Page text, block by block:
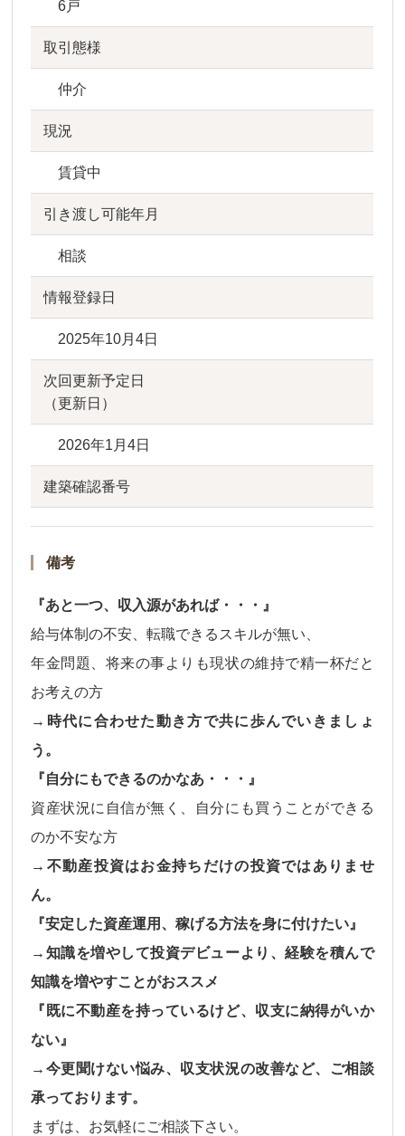
6戸
取引態様
仲介
現況
賃貸中
引き渡し可能年月
相談
情報登録日
2025年10月4日
次回更新予定日
（更新日）
2026年1月4日
建築確認番号
備考
『あと一つ、収入源があれば・・・』
給与体制の不安、転職できるスキルが無い、
年金問題、将来の事よりも現状の維持で精一杯だと
お考えの方
→時代に合わせた動き方で共に歩んでいきましょ
う。
『自分にもできるのかなあ・・・』
資産状況に自信が無く、自分にも買うことができる
のか不安な方
→不動産投資はお金持ちだけの投資ではありませ
ん。
『安定した資産運用、稼げる方法を身に付けたい』
→知識を増やして投資デビューより、経験を積んで
知識を増やすことがおススメ
『既に不動産を持っているけど、収支に納得がいか
ない』
→今更聞けない悩み、収支状況の改善など、ご相談
承っております。
まずは、お気軽にご相談下さい。